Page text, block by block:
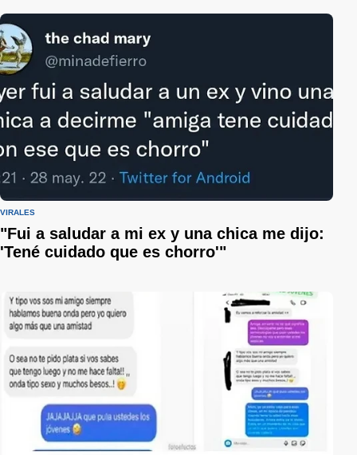
VIRALES
"Fui a saludar a mi ex y una chica me dijo:
'Tené cuidado que es chorro'"